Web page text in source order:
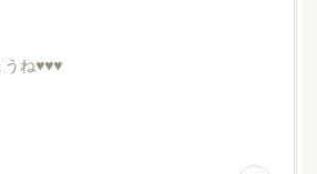
うね♥️♥️♥️